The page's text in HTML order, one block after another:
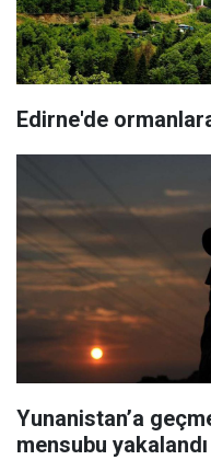
Edirne'de
Yunanistan’a
mensubu yakalandı